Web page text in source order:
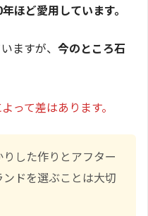
ほど愛用しています。
ますが、 今のところ石
って差はあります。
した作りとアフター
ドを選ぶことは大切